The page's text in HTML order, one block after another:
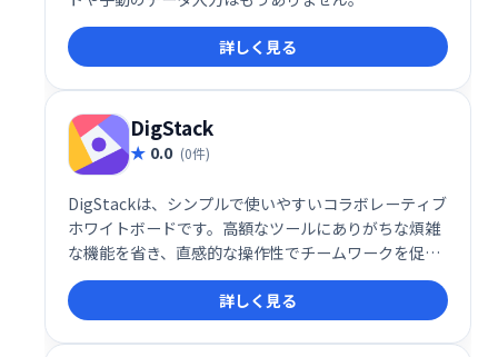
詳しく見る
DigStack
0.0 (0件)
DigStackは、シンプルで使いやすいコラボレーティブ
ホワイトボードです。高額なツールにありがちな煩雑
な機能を省き、直感的な操作性でチームワークを促進
します。学習コストを抑え、大きな成果を提供するこ
とで、チームの生産性向上に貢献します。
詳しく見る